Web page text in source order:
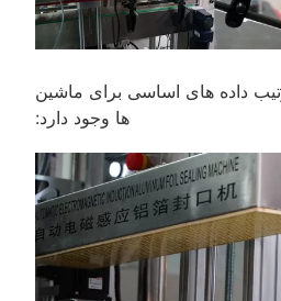
داده های اساسی برای ماشین
ها وجود دارد: